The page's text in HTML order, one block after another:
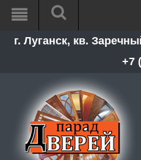
г. Луганск, кв.
+7